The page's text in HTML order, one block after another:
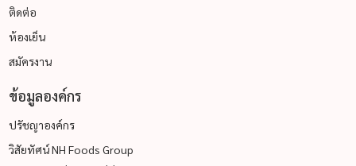
ติดต่อ
ห้องเย็น
สมัครงาน
ข้อมูลองค์กร
ปรัชญาองค์กร
วิสัยทัศน์ NH Foods Group